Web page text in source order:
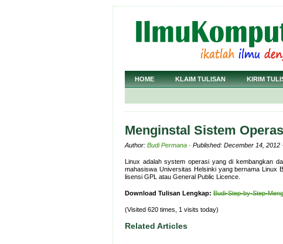
HOME KLAIM TULISAN KIRIM
Menginstal Sistem
Author: Budi Permana · Published: December 14, 2012
Linux adalah system operasi yang di kembangkan
mahasiswa Universitas Helsinki yang bernama Linux
lisensi GPL atau General Public Licence.
Download Tulisan Lengkap: Budi-Step-by-Step-
(Visited 620 times, 1 visits today)
Related Articles